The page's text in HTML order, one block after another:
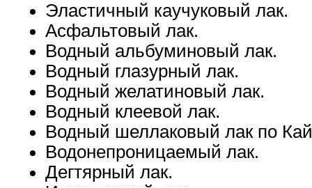
Эластичный каучуковый лак.
Асфальтовый лак.
Водный альбуминовый лак.
Водный глазурный лак.
Водный желатиновый лак.
Водный клеевой лак.
Водный шеллаковый лак по
Водонепроницаемый лак.
Дегтярный лак.